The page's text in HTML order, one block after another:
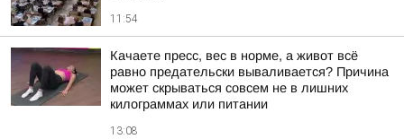
11:54
Качаете пресс, вес в норме, а живот всё
равно предательски вываливается? Причина
может скрываться совсем не в лишних
килограммах или питании
13:08